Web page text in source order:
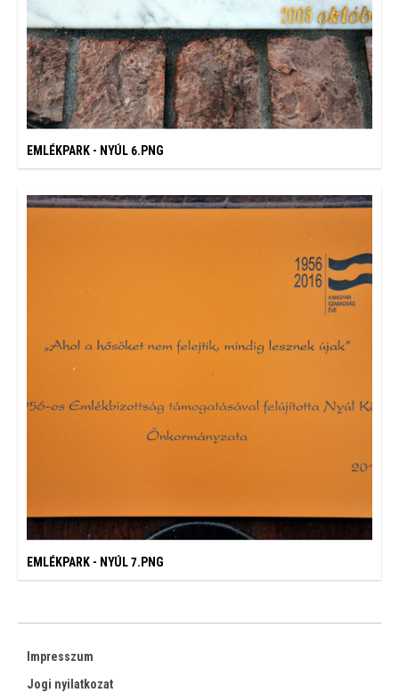
EMLÉKPARK - NYÚL 6.PNG
EMLÉKPARK - NYÚL 7.PNG
Impresszum
Jogi nyilatkozat